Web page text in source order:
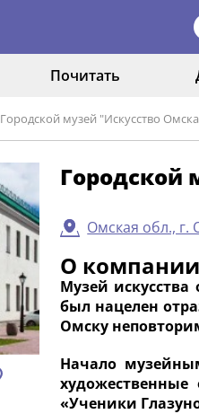
Почитать
Городской музей "Искусство
Городской
Омская обл., г.
О
Музей искусства
был нацелен
Омску
Начало
«Ученики